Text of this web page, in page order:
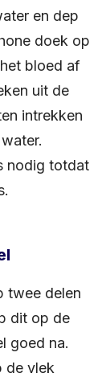
en dep
doek op
bloed af
uit de
intrekken
nodig totdat
twee delen
dit op de
goed na.
de vlek